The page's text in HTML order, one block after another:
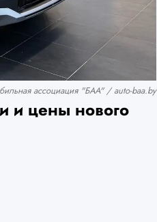
ассоциация "БАА" / auto-baa.by
и цены нового